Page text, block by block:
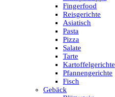
Fingerfood
Reisgerichte
Asiatisch
Pasta
Pizza
Salate
Tarte
Kartoffelgerichte
Pfannengerichte
Fisch
Gebäck